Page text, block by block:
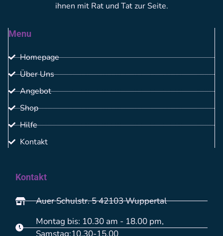
ihnen mit Rat und Tat zur Seite.
Menu
Homepage
Über Uns
Angebot
Shop
Hilfe
Kontakt
Kontakt
Auer Schulstr. 5 42103 Wuppertal
Montag bis: 10.30 am - 18.00 pm,